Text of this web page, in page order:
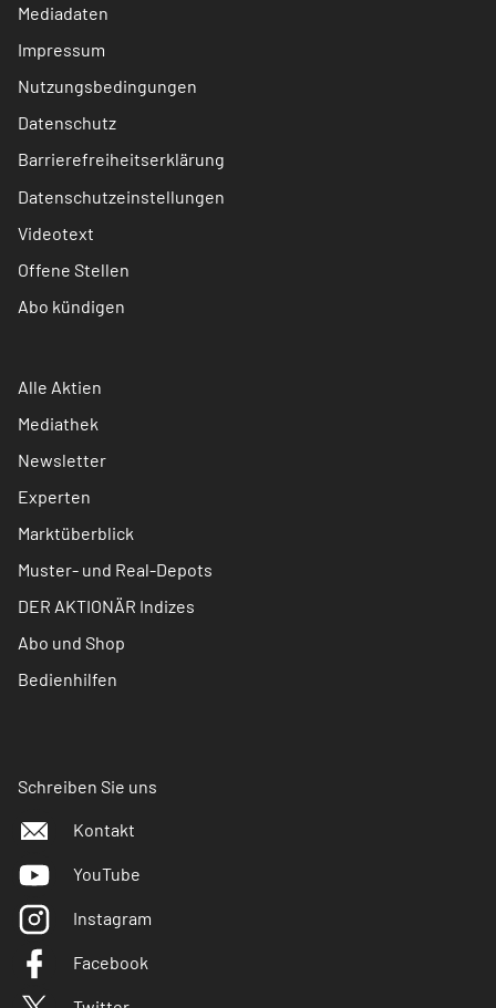
Mediadaten
Impressum
Nutzungsbedingungen
Datenschutz
Barrierefreiheitserklärung
Datenschutzeinstellungen
Videotext
Offene Stellen
Abo kündigen
Alle Aktien
Mediathek
Newsletter
Experten
Marktüberblick
Muster- und Real-Depots
DER AKTIONÄR Indizes
Abo und Shop
Bedienhilfen
Schreiben Sie uns
Kontakt
YouTube
Instagram
Facebook